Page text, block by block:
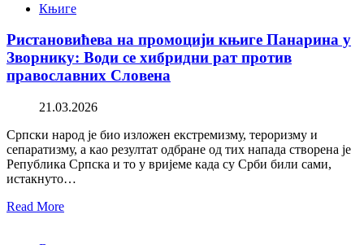
Књиге
Ристановићева на промоцији књиге Панарина у
Зворнику: Води се хибридни рат против
православних Словена
21.03.2026
Српски народ је био изложен екстремизму, тероризму и
сепаратизму, а као резултат одбране од тих напада створена је
Република Српска и то у вријеме када су Срби били сами,
истакнуто…
Read More